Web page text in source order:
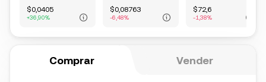
$0,0405
+36,90%
$0,08763
-6,48%
$72,6
-1,38%
Comprar Vender